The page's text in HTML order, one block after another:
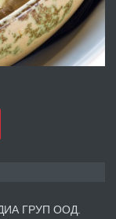
преди 2 дни
под наем в кв.
ГРУП ООД.